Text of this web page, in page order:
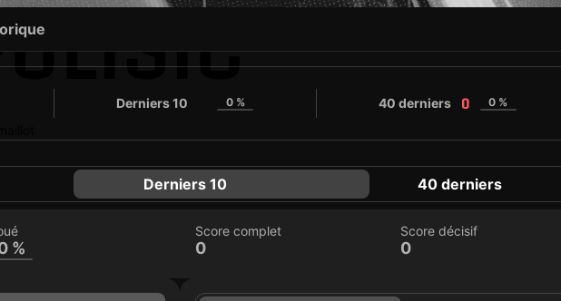
Derniers 10 0 % 40 derniers 0 0 %
Derniers 10 40 derniers
%
Score complet
0
Score décisif
0